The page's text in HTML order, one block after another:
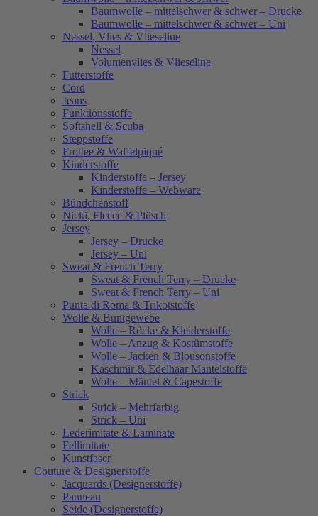
Baumwolle – mittelschwer & schwer – Drucke
Baumwolle – mittelschwer & schwer – Uni
Nessel, Vlies & Vlieseline
Nessel
Volumenvlies & Vlieseline
Futterstoffe
Cord
Jeans
Funktionsstoffe
Softshell & Scuba
Steppstoffe
Frottee & Waffelpiqué
Kinderstoffe
Kinderstoffe – Jersey
Kinderstoffe – Webware
Bündchenstoff
Nicki, Fleece & Plüsch
Jersey
Jersey – Drucke
Jersey – Uni
Sweat & French Terry
Sweat & French Terry – Drucke
Sweat & French Terry – Uni
Punta di Roma & Trikotstoffe
Wolle & Buntgewebe
Wolle – Röcke & Kleiderstoffe
Wolle – Anzug & Kostümstoffe
Wolle – Jacken & Blousonstoffe
Kaschmir & Edelhaar Mantelstoffe
Wolle – Mäntel & Capestoffe
Strick
Strick – Mehrfarbig
Strick – Uni
Lederimitate & Laminate
Fellimitate
Kunstfaser
Couture & Designerstoffe
Jacquards (Designerstoffe)
Panneau
Seide (Designerstoffe)